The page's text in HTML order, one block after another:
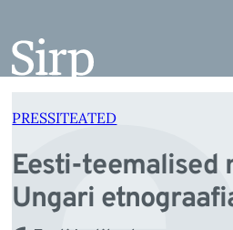
juurde
PRESSITEATED
Eesti-teemalised
Ungari